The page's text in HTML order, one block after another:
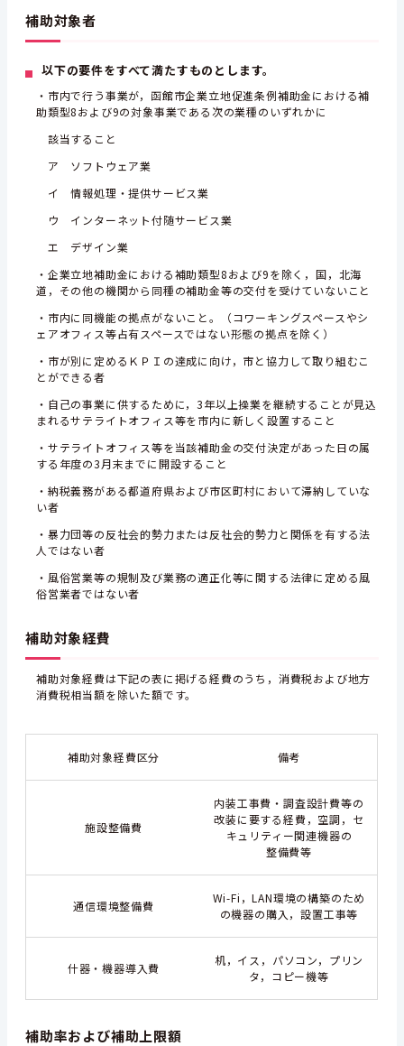
補助対象者
以下の要件をすべて満たすものとします。
・市内で行う事業が，函館市企業立地促進条例補助金における補
助類型8および9の対象事業である次の業種のいずれかに
該当すること
ア ソフトウェア業
イ 情報処理・提供サービス業
ウ インターネット付随サービス業
エ デザイン業
・企業立地補助金における補助類型8および9を除く，国，北海
道，その他の機関から同種の補助金等の交付を受けていないこと
・市内に同機能の拠点がないこと。（コワーキングスペースやシ
ェアオフィス等占有スペースではない形態の拠点を除く）
・市が別に定めるＫＰＩの達成に向け，市と協力して取り組むこ
とができる者
・自己の事業に供するために，3年以上操業を継続することが見込
まれるサテライトオフィス等を市内に新しく設置すること
・サテライトオフィス等を当該補助金の交付決定があった日の属
する年度の3月末までに開設すること
・納税義務がある都道府県および市区町村において滞納していな
い者
・暴力団等の反社会的勢力または反社会的勢力と関係を有する法
人ではない者
・風俗営業等の規制及び業務の適正化等に関する法律に定める風
俗営業者ではない者
補助対象経費
補助対象経費は下記の表に掲げる経費のうち，消費税および地方
消費税相当額を除いた額です。
補助対象経費区分 備考
施設整備費
内装工事費・調査設計費等の
改装に要する経費，空調，セ
キュリティー関連機器の
整備費等
通信環境整備費
Wi-Fi，LAN環境の構築のため
の機器の購入，設置工事等
什器・機器導入費
机，イス，パソコン，プリン
タ，コピー機等
補助率および補助上限額